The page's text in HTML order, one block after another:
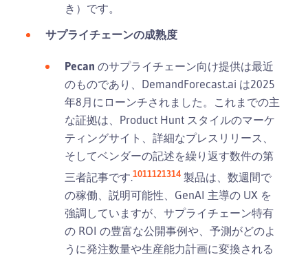
き）です。
サプライチェーンの成熟度
Pecan のサプライチェーン向け提供は最近
のものであり、DemandForecast.ai は2025
年8月にローンチされました。これまでの主
な証拠は、Product Hunt スタイルのマーケ
ティングサイト、詳細なプレスリリース、
そしてベンダーの記述を繰り返す数件の第
三者記事です.1011121314 製品は、数週間で
の稼働、説明可能性、GenAI 主導の UX を
強調していますが、サプライチェーン特有
の ROI の豊富な公開事例や、予測がどのよ
うに発注数量や生産能力計画に変換される